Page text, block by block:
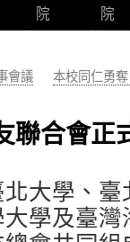
院
院
會議 本校同仁勇
聯合會正
北大學、
大學及臺灣